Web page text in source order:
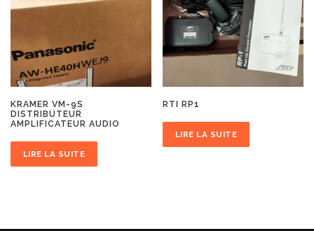
KRAMER VM-9S
DISTRIBUTEUR
AMPLIFICATEUR AUDIO
LIRE LA SUITE
RTI RP1
LIRE LA SUITE